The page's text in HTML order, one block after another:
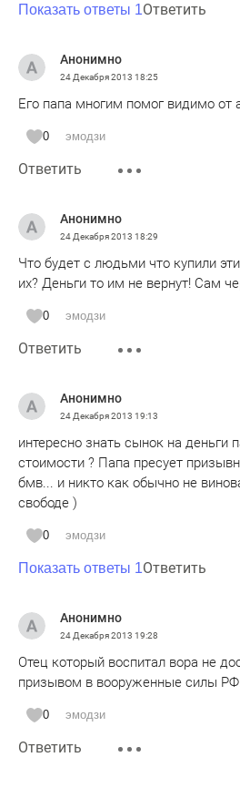
Показать ответы 1Ответить
Анонимно
24 Декабря 2013 18:25
Его папа многим помог видимо от
0 эмодзи
Ответить
Анонимно
24 Декабря 2013 18:29
Что будет с людьми что купили
их? Деньги то им не вернут! Сам
0 эмодзи
Ответить
Анонимно
24 Декабря 2013 19:13
интересно знать сынок на деньги
стоимости ? Папа пресует
бмв... и никто как обычно не
свободе )
0 эмодзи
Показать ответы 1Ответить
Анонимно
24 Декабря 2013 19:28
Отец который воспитал вора не
призывом в вооруженные силы
0 эмодзи
Ответить